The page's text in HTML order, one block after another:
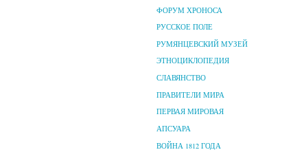
ФОРУМ ХРОНОСА
РУССКОЕ ПОЛЕ
РУМЯНЦЕВСКИЙ МУЗЕЙ
ЭТНОЦИКЛОПЕДИЯ
СЛАВЯНСТВО
ПРАВИТЕЛИ МИРА
ПЕРВАЯ МИРОВАЯ
АПСУАРА
ВОЙНА 1812 ГОДА